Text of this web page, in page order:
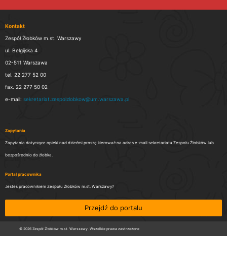
Kontakt
Zespół Żłobków m.st. Warszawy
ul. Belgijska 4
02-511 Warszawa
tel. 22 277 52 00
fax. 22 277 50 02
e-mail: sekretariat.zespolzlobkow@um.warszawa.pl
Zapytania
Zapytania dotyczące opieki nad dziećmi proszę kierować na adres e-mail sekretariatu Zespołu Żłobków lub
bezpośrednio do żłobka.
Portal pracownika
Jesteś pracownikiem Zespołu Żłobków m.st. Warszawy?
Przejdź do portalu
© 2026 Zespół Żłobków m.st. Warszawy. Wszelkie prawa zastrzeżone